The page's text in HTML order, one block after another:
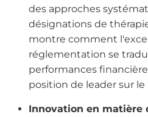
des approches
désignations de
montre comment
réglementation se
performances
position de leader sur le
Innovation en matière